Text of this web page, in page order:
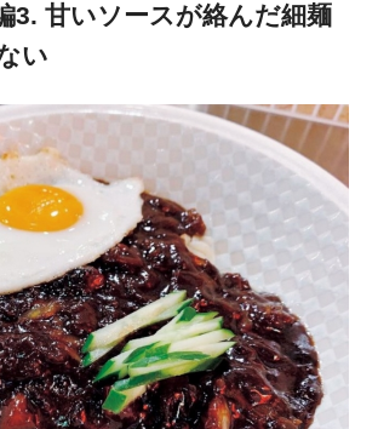
3. 甘いソースが絡んだ細麺
い